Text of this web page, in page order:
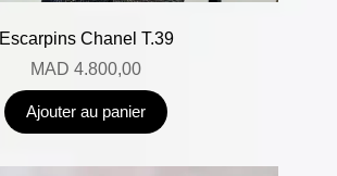
Escarpins Chanel T.39
MAD 4.800,00
Ajouter au panier